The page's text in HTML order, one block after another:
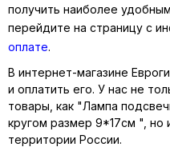
получить наиболее
перейдите на страницу с
оплате.
В интернет-магазине
и оплатить его. У нас не
товары, как "Лампа
кругом размер 9*17см ", но
территории России.